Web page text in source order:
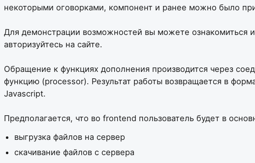
некоторыми оговорками, компонент и ранее можно было
Для демонстрации возможностей вы можете ознакомиться
авторизуйтесь на сайте.
Обращение к функциях дополнения производится через
функцию (processor). Результат работы возвращается в
Javascript.
Предполагается, что во frontend пользователь будет в
выгрузка файлов на сервер
скачивание файлов с сервера